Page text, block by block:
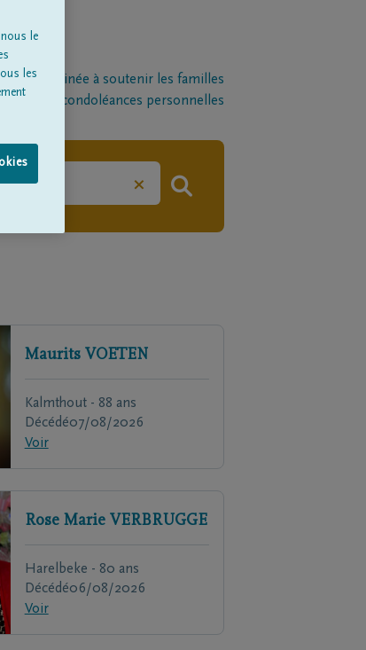
destinée à soutenir les familles
biais de condoléances personnelles
×
Maurits VOETEN
Kalmthout - 88 ans
Décédé07/08/2026
Voir
Rose Marie VERBRUGGE
Harelbeke - 80 ans
Décédé06/08/2026
Voir
le
les